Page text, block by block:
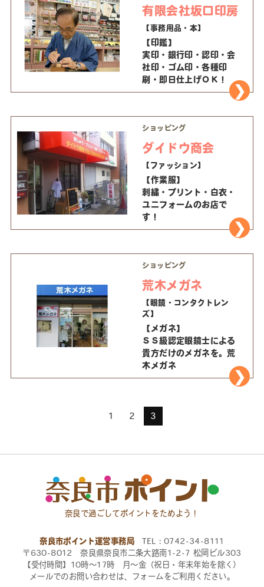
有限会社坂口印房
【事務用品・本】
【印鑑】
実印・銀行印・認印・会
社印・ゴム印・各種印
刷・即日仕上げＯＫ！
ショッピング
ダイドウ商会
【ファッション】
【作業服】
刺繍・プリント・白衣・
ユニフォームのお店で
す！
ショッピング
荒木メガネ
【眼鏡・コンタクトレン
ズ】
【メガネ】
ＳＳ級認定眼鏡士による
貴方だけのメガネを。荒
木メガネ
1 2 3
奈良で過ごしてポイントをためよう！
奈良市ポイント運営事務局 TEL：0742-34-8111
〒630-8012 奈良県奈良市二条大路南1-2-7 松岡ビル303
【受付時間】10時〜17時 月〜金（祝日・年末年始を除く）
メールでのお問い合わせは、フォームをご利用ください。